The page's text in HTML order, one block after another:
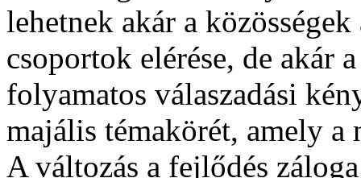
lehetnek akár a
csoportok elérése, de akár
folyamatos válaszadási
majális témakörét, amely a
A változás a fejlődés